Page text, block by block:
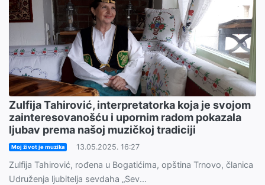
Zulfija Tahirović, interpretatorka koja je svojom
zainteresovanošću i upornim radom pokazala
ljubav prema našoj muzičkoj tradiciji
Moj život je muzika 13.05.2025. 16:27
Zulfija Tahirović, rođena u Bogatićima, opština Trnovo, članica
Udruženja ljubitelja sevdaha „Sev...